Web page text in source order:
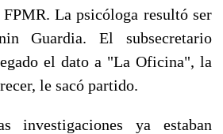
La psicóloga resultó ser
Guardia. El subsecretario
el dato a "La Oficina", la
le sacó partido.
investigaciones ya estaban